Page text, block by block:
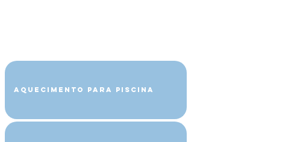
Aquecimento para Piscina